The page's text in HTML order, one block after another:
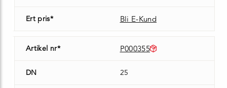
Ert pris* Bli E-Kund
Artikel nr* P000355
DN 25